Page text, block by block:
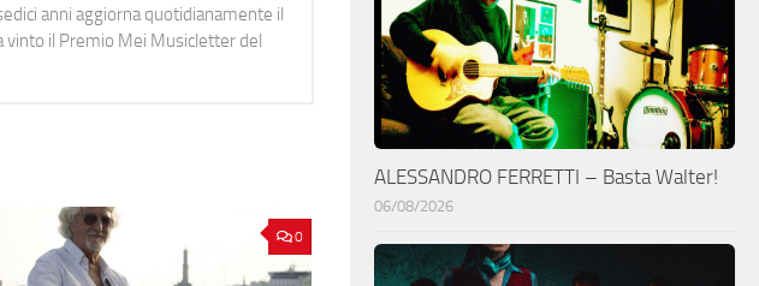
anni aggiorna quotidianamente il
vinto il Premio Mei Musicletter del
0
ALESSANDRO FERRETTI – Basta Walter!
06/08/2026